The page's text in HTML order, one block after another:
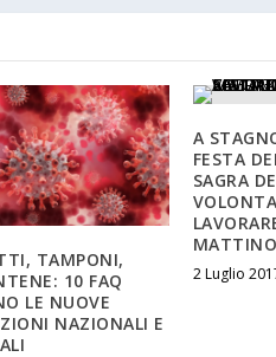
TAMPONI,
10 FAQ
LE NUOVE
NAZIONALI E
A
FESTA
SAGRA
MATTINO
2 Luglio